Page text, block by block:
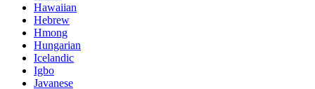
Hawaiian
Hebrew
Hmong
Hungarian
Icelandic
Igbo
Javanese